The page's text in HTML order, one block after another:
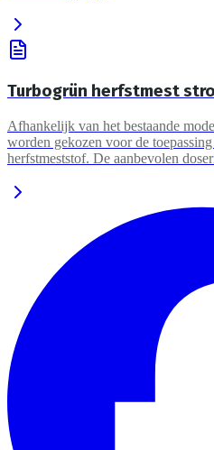
Turbogrün herfstmest
Afhankelijk van het bestaande
worden gekozen voor de
herfstmeststof. De aanbevolen